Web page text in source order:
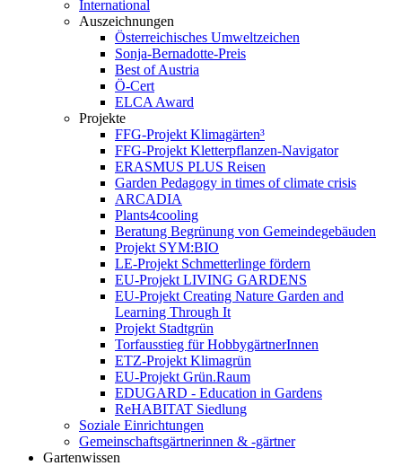
International
Auszeichnungen
Österreichisches Umweltzeichen
Sonja-Bernadotte-Preis
Best of Austria
Ö-Cert
ELCA Award
Projekte
FFG-Projekt Klimagärten³
FFG-Projekt Kletterpflanzen-Navigator
ERASMUS PLUS Reisen
Garden Pedagogy in times of climate crisis
ARCADIA
Plants4cooling
Beratung Begrünung von Gemeindegebäuden
Projekt SYM:BIO
LE-Projekt Schmetterlinge fördern
EU-Projekt LIVING GARDENS
EU-Projekt Creating Nature Garden and
Learning Through It
Projekt Stadtgrün
Torfausstieg für HobbygärtnerInnen
ETZ-Projekt Klimagrün
EU-Projekt Grün.Raum
EDUGARD - Education in Gardens
ReHABITAT Siedlung
Soziale Einrichtungen
Gemeinschaftsgärtnerinnen & -gärtner
Gartenwissen